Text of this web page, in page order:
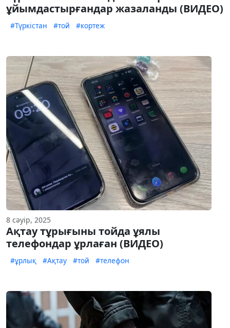
ұйымдастырғандар жазаланды (ВИДЕО)
#Түркістан #той #кортеж
8 сәуір, 2025
Ақтау тұрығыны тойда ұялы
телефондар ұрлаған (ВИДЕО)
#ұрлық #Ақтау #той #телефон